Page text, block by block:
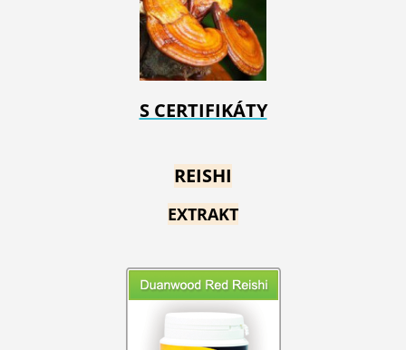
S CERTIFIKÁTY
REISHI
EXTRAKT